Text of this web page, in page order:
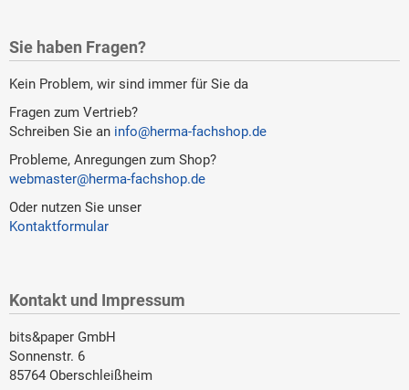
Sie haben Fragen?
Kein Problem, wir sind immer für Sie da
Fragen zum Vertrieb?
Schreiben Sie an info@herma-fachshop.de
Probleme, Anregungen zum Shop?
webmaster@herma-fachshop.de
Oder nutzen Sie unser
Kontaktformular
Kontakt und Impressum
bits&paper GmbH
Sonnenstr. 6
85764 Oberschleißheim